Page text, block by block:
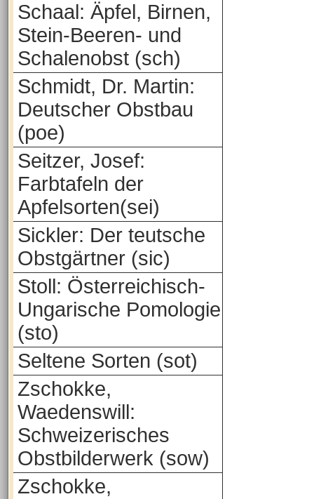
Schaal: Äpfel, Birnen,
Stein-Beeren- und
Schalenobst (sch)
Schmidt, Dr. Martin:
Deutscher Obstbau
(poe)
Seitzer, Josef:
Farbtafeln der
Apfelsorten(sei)
Sickler: Der teutsche
Obstgärtner (sic)
Stoll: Österreichisch-
Ungarische Pomologie
(sto)
Seltene Sorten (sot)
Zschokke,
Waedenswill:
Schweizerisches
Obstbilderwerk (sow)
Zschokke,